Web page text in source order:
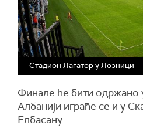
Стадион Лагатор у Лозници
Финале ће бити одржано
Албанији играће се и у
Елбасану.